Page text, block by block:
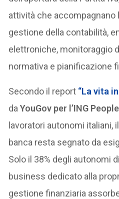
attività che accompagnano
gestione della contabilità,
elettroniche, monitoraggio
normativa e pianificazione
Secondo il report “La vita
daYouGov per l’ING
lavoratori autonomi italiani,
banca resta segnato da
Solo il 38% degli autonomi
business dedicato alla
gestione finanziaria